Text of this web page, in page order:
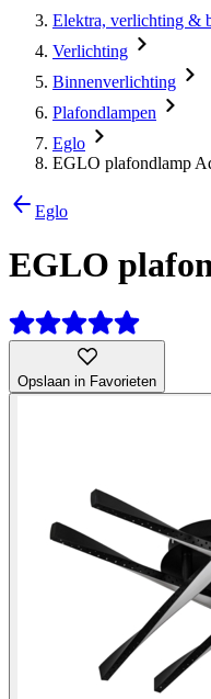
Elektra, verlichting &
Verlichting
Binnenverlichting
Plafondlampen
Eglo
EGLO plafondlamp
Eglo
EGLO
Opslaan in Favorieten